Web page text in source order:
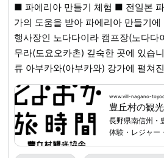
■ 파에리아 만들기 체험 ■ 전일본 파에리아 연맹 공인 전문
가의 도움을 받아 파에리아 만들기
행사장인 노다다이라 캠프장(노다다
무라(도요오카촌) 깊숙한 곳에 있습
류 아부카와(아부카와) 강가에 펼쳐
나무들의 푸르름과 시냇물 소리에
하면서, 다 함께 파에리아 만들기를 즐겨 보
세】 ■ 기간 4월 하순경~10월경 ■ 집합 장소 일반 사단법인
도요오카무라 관광 협회(일반 사단법
회)(도요오카 여행 시간) ＝ 내비게이션 이용하시는 분께 ＝
www.vill-nagano-
長野県南信州・
体験・レジャー
り、飲食、お土
ど、豊丘村の旅